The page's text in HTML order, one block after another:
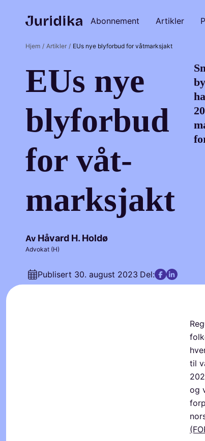
Abonnement Artikler
Hjem Artikler EUs nye blyforbud for våtmarksjakt
EUs nye
bly­for­bud
for våt­
mark­sjakt
Av Håvard H. Holdø
Advokat (H)
Publisert 30. august 2023 Del:
til
og